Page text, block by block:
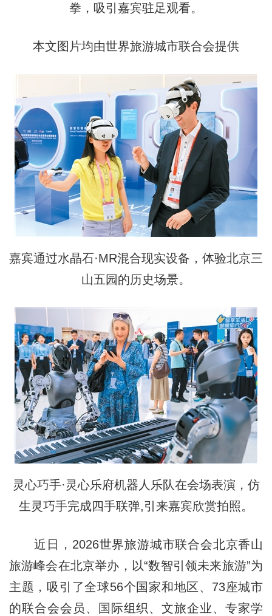
拳，吸引嘉宾驻足观看。
本文图片均由世界旅游城市联合会提供
嘉宾通过水晶石·MR混合现实设备，体验北京三
山五园的历史场景。
灵心巧手·灵心乐府机器人乐队在会场表演，仿
生灵巧手完成四手联弹,引来嘉宾欣赏拍照。
近日，2026世界旅游城市联合会北京香山
旅游峰会在北京举办，以“数智引领未来旅游”为
主题，吸引了全球56个国家和地区、73座城市
的联合会会员、国际组织、文旅企业、专家学